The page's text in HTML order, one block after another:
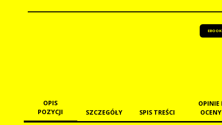
EBOOK
OPIS
POZYCJI
SZCZEGÓŁY SPIS TREŚCI
OPINIE
OCENY